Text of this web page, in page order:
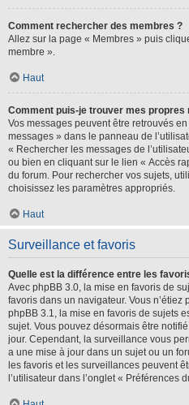
Comment rechercher des membres ?
Allez sur la page « Membres » puis
membre ».
Haut
Comment puis-je trouver mes propres
Vos messages peuvent être retrouvés
messages » dans le panneau de
« Rechercher les messages de
ou bien en cliquant sur le lien « Accès
du forum. Pour rechercher vos sujets,
choisissez les paramètres appropriés.
Haut
Surveillance et favoris
Quelle est la différence entre les
Avec phpBB 3.0, la mise en favoris de
favoris dans un navigateur. Vous
phpBB 3.1, la mise en favoris de sujets
sujet. Vous pouvez désormais être
jour. Cependant, la surveillance vous
a une mise à jour dans un sujet ou un
les favoris et les surveillances peuvent
l’utilisateur dans l’onglet « Préférences